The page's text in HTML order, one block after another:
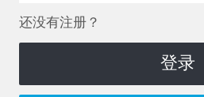
还没有注册？
登录